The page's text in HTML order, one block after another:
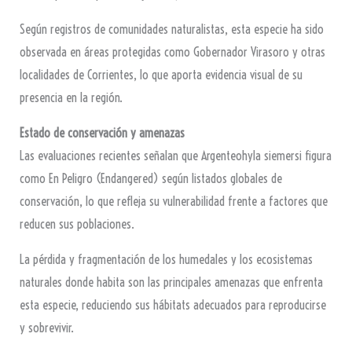
Según registros de comunidades naturalistas, esta especie ha sido
observada en áreas protegidas como Gobernador Virasoro y otras
localidades de Corrientes, lo que aporta evidencia visual de su
presencia en la región.
Estado de conservación y amenazas
Las evaluaciones recientes señalan que Argenteohyla siemersi figura
como En Peligro (Endangered) según listados globales de
conservación, lo que refleja su vulnerabilidad frente a factores que
reducen sus poblaciones.
La pérdida y fragmentación de los humedales y los ecosistemas
naturales donde habita son las principales amenazas que enfrenta
esta especie, reduciendo sus hábitats adecuados para reproducirse
y sobrevivir.